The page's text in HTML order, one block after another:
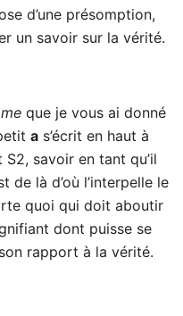
d’une présomption,
un savoir sur la vérité.
que je vous ai donné
as’écrit en haut à
savoir en tant qu’il
de là d’où l’interpelle le
quoi qui doit aboutir
dont puisse se
rapport à la vérité.